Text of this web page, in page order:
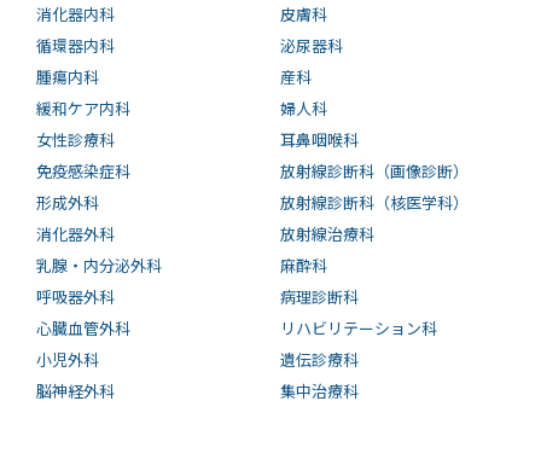
消化器内科
循環器内科
腫瘍内科
緩和ケア内科
女性診療科
免疫感染症科
形成外科
消化器外科
乳腺・内分泌外科
呼吸器外科
心臓血管外科
小児外科
脳神経外科
皮膚科
泌尿器科
産科
婦人科
耳鼻咽喉科
放射線診断科（画像診断）
放射線診断科（核医学科）
放射線治療科
麻酔科
病理診断科
リハビリテーション科
遺伝診療科
集中治療科